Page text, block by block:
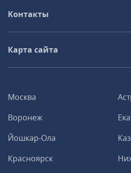
Москва
Воронеж
Йошкар-Ола
Красноярск
Контакты
Карта сайта